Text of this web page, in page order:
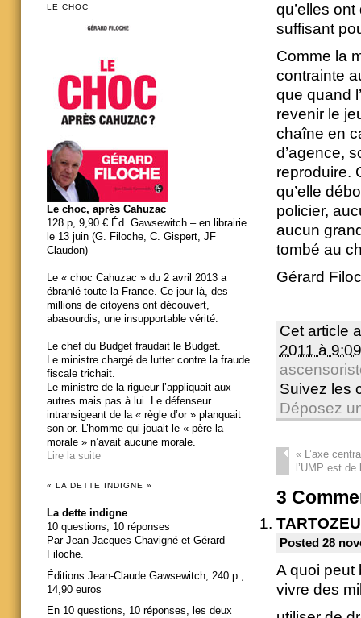
qu’elles
suffisant
Comme la
contrainte
que quand
revenir le
chaîne en
d’agence,
reproduire.
qu’elle
policier,
aucun
tombé au
Gérard
Cet article
2011 à 9:09
Suivez les
Déposez
«L’axe
l’UMP est
3
TARTOZEU
Posted 28
A quoi peut
vivre des
LE CHOC
Le choc, après Cahuzac
128 p, 9,90 € Éd. Gawsewitch – en librairie
le 13 juin (G. Filoche, C. Gispert, JF
Claudon)
Le « choc Cahuzac » du 2 avril 2013 a
ébranlé toute la France. Ce jour-là, des
millions de citoyens ont découvert,
abasourdis, une insupportable vérité.
Le chef du Budget fraudait le Budget.
Le ministre chargé de lutter contre la fraude
fiscale trichait.
Le ministre de la rigueur l’appliquait aux
autres mais pas à lui. Le défenseur
intransigeant de la « règle d’or » planquait
son or. L’homme qui jouait le « père la
morale » n’avait aucune morale.
Lire la suite
« LA DETTE INDIGNE »
La dette indigne
10 questions, 10 réponses
Par Jean-Jacques Chavigné et Gérard
Filoche.
Éditions Jean-Claude Gawsewitch, 240 p.,
14,90 euros
En 10 questions, 10 réponses, les deux